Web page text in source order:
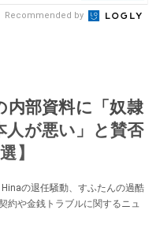
Recommended by
内部資料に「奴隷
人が悪い」と賛否
】
の退任騒動、すふたんの過酷
約や金銭トラブルに関するニュ